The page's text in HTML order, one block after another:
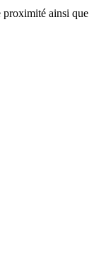
proximité ainsi que